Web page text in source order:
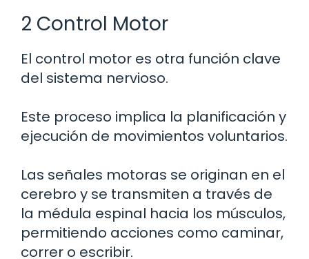
2 Control Motor
El control motor es otra función clave
del sistema nervioso.
Este proceso implica la planificación y
ejecución de movimientos voluntarios.
Las señales motoras se originan en el
cerebro y se transmiten a través de
la médula espinal hacia los músculos,
permitiendo acciones como caminar,
correr o escribir.